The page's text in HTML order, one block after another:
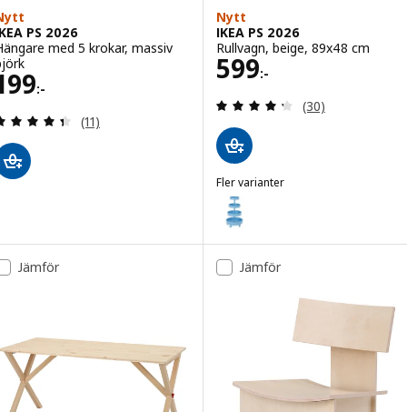
PS 2026
med 5 krokar, massiv
:-
199:-
Recensera: 4.4 utav 5 stjärnor. Totalt antal
(11)
Nytt
IKEA PS 2026
Rullvagn, beige, 89x48 cm
599:-
Pris 599:-
Recensera:
(30)
Fler varianter
IKEA PS 2026
Variant: IKEA PS 2026,
Jämför Jämför